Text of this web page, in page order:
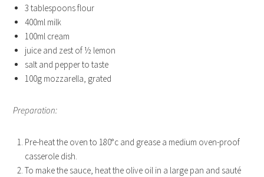
3 tablespoons flour
400ml milk
100ml cream
juice and zest of ½ lemon
salt and pepper to taste
100g mozzarella, grated
Preparation:
Pre-heat the oven to 180°c and grease a medium oven-proof
casserole dish.
To make the sauce, heat the olive oil in a large pan and sauté